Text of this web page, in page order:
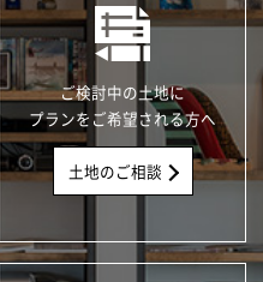
ご検討中の土地に
プランをご希望される方へ
土地のご相談